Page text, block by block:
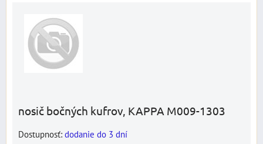
nosič bočných kufrov, KAPPA M009-1303
Dostupnosť: dodanie do 3 dní